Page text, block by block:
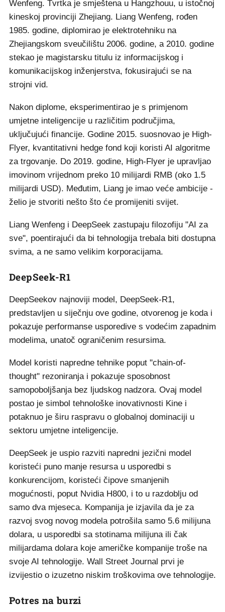
Wenfeng. Tvrtka je smještena u Hangzhouu, u istočnoj
kineskoj provinciji Zhejiang. Liang Wenfeng, rođen
1985. godine, diplomirao je elektrotehniku na
Zhejiangskom sveučilištu 2006. godine, a 2010. godine
stekao je magistarsku titulu iz informacijskog i
komunikacijskog inženjerstva, fokusirajući se na
strojni vid.
Nakon diplome, eksperimentirao je s primjenom
umjetne inteligencije u različitim područjima,
uključujući financije. Godine 2015. suosnovao je High-
Flyer, kvantitativni hedge fond koji koristi AI algoritme
za trgovanje. Do 2019. godine, High-Flyer je upravljao
imovinom vrijednom preko 10 milijardi RMB (oko 1.5
milijardi USD). Međutim, Liang je imao veće ambicije -
želio je stvoriti nešto što će promijeniti svijet.
Liang Wenfeng i DeepSeek zastupaju filozofiju "AI za
sve", poentirajući da bi tehnologija trebala biti dostupna
svima, a ne samo velikim korporacijama.
DeepSeek-R1
DeepSeekov najnoviji model, DeepSeek-R1,
predstavljen u siječnju ove godine, otvorenog je koda i
pokazuje performanse usporedive s vodećim zapadnim
modelima, unatoč ograničenim resursima.
Model koristi napredne tehnike poput "chain-of-
thought" rezoniranja i pokazuje sposobnost
samopoboljšanja bez ljudskog nadzora. Ovaj model
postao je simbol tehnološke inovativnosti Kine i
potaknuo je širu raspravu o globalnoj dominaciji u
sektoru umjetne inteligencije.
DeepSeek je uspio razviti napredni jezični model
koristeći puno manje resursa u usporedbi s
konkurencijom, koristeći čipove smanjenih
mogućnosti, poput Nvidia H800, i to u razdoblju od
samo dva mjeseca. Kompanija je izjavila da je za
razvoj svog novog modela potrošila samo 5.6 milijuna
dolara, u usporedbi sa stotinama milijuna ili čak
milijardama dolara koje američke kompanije troše na
svoje AI tehnologije. Wall Street Journal prvi je
izvijestio o izuzetno niskim troškovima ove tehnologije.
Potres na burzi